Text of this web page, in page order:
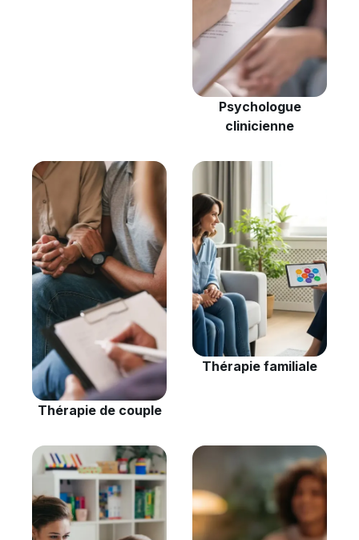
Psychologue
clinicienne
Thérapie de couple
Thérapie familiale